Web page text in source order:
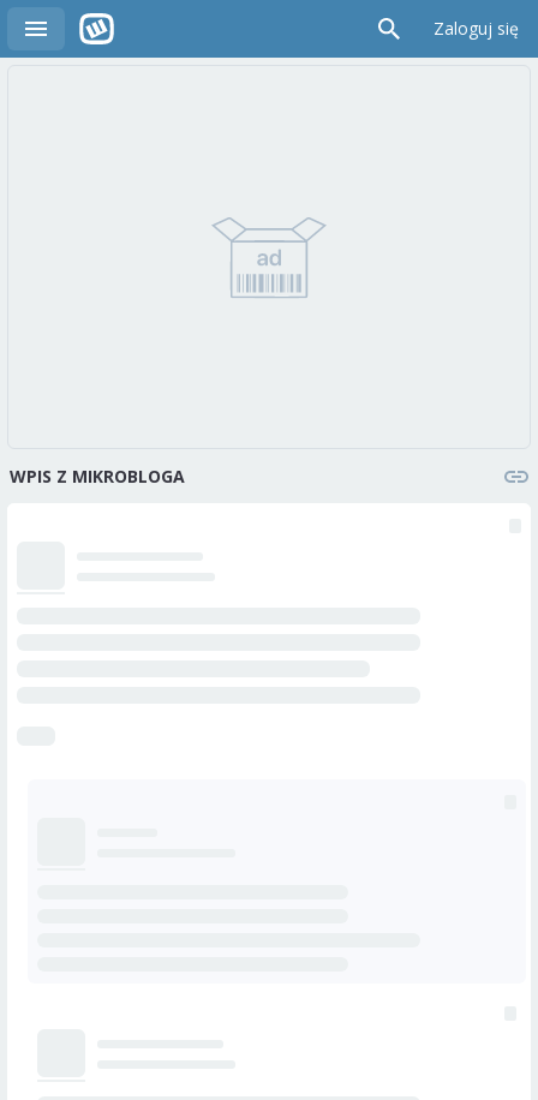
Zaloguj się
WPIS Z MIKROBLOGA